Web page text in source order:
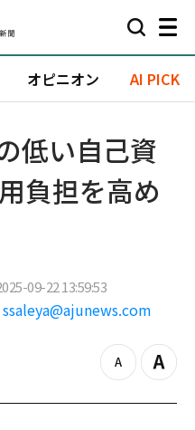
オピニオン AI PICK
低い自己資
負担を高め
09-22 13:59:53
ssaleya@ajunews.com
z
o
Z
o